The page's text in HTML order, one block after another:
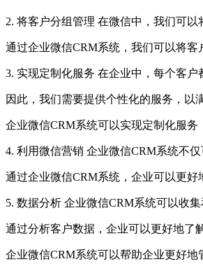
2. 将客户分组管理 在微信中，我们可以
通过企业微信CRM系统，我们可以将客
3. 实现定制化服务 在企业中，每个客户
因此，我们需要提供个性化的服务，以
企业微信CRM系统可以实现定制化服务
4. 利用微信营销 企业微信CRM系统不
通过企业微信CRM系统，企业可以更好
5. 数据分析 企业微信CRM系统可以收
通过分析客户数据，企业可以更好地了
企业微信CRM系统可以帮助企业更好地